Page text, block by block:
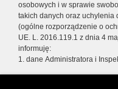
osobowych i w sprawie
takich danych oraz uchylenia
(ogólne rozporządzenie o
UE. L. 2016.119.1 z dnia 4
informuję:
1. dane Administratora i